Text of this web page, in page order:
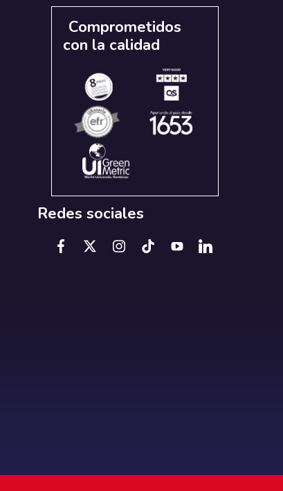
Comprometidos
con la calidad
Redes sociales